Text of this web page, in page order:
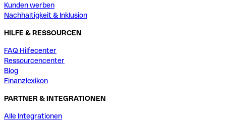
Kunden werben
Nachhaltigkeit & Inklusion
HILFE & RESSOURCEN
FAQ Hilfecenter
Ressourcencenter
Blog
Finanzlexikon
PARTNER & INTEGRATIONEN
Alle Integrationen